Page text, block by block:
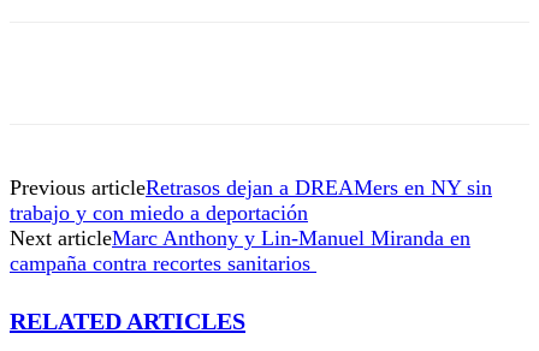
Previous articleRetrasos dejan a DREAMers en NY sin
trabajo y con miedo a deportación
Next articleMarc Anthony y Lin-Manuel Miranda en
campaña contra recortes sanitarios
RELATED ARTICLES